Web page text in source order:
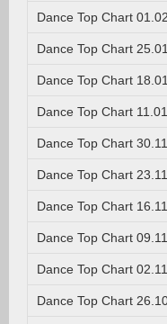
Dance Top Chart
Dance Top Chart
Dance Top Chart
Dance Top Chart
Dance Top Chart
Dance Top Chart
Dance Top Chart
Dance Top Chart
Dance Top Chart
Dance Top Chart